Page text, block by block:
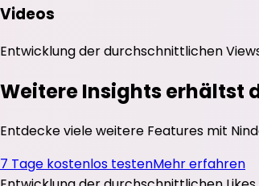
Videos
Entwicklung der durchschnittlichen
Weitere Insights erhältst
Entdecke viele weitere Features mit
7 Tage kostenlos testenMehr erfahren